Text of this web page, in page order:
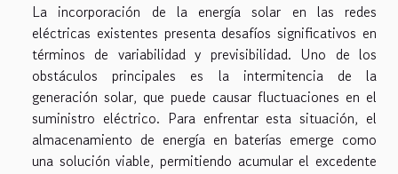
La incorporación de la energía solar en las redes
eléctricas existentes presenta desafíos significativos en
términos de variabilidad y previsibilidad. Uno de los
obstáculos principales es la intermitencia de la
generación solar, que puede causar fluctuaciones en el
suministro eléctrico. Para enfrentar esta situación, el
almacenamiento de energía en baterías emerge como
una solución viable, permitiendo acumular el excedente